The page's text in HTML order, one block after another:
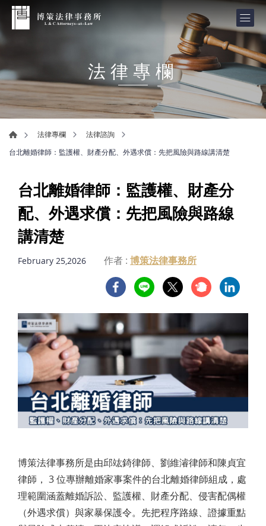
法律專欄
法律專欄
法律諮詢
台北離婚律師：監護權、財產分配、外遇求償：先把風險與路線講清楚
台北離婚律師：監護權、財產分
配、外遇求償：先把風險與路線
講清楚
February 25,2026 作者 : 博策法律事務所
博策法律事務所是由邱竑錡律師、劉維濬律師和陳貞宜
律師， 3 位專辦離婚家事案件的台北離婚律師組成，處
理範圍涵蓋離婚訴訟、監護權、財產分配、侵害配偶權
（外遇求償）與家暴保護令。先把程序路線、證據重點